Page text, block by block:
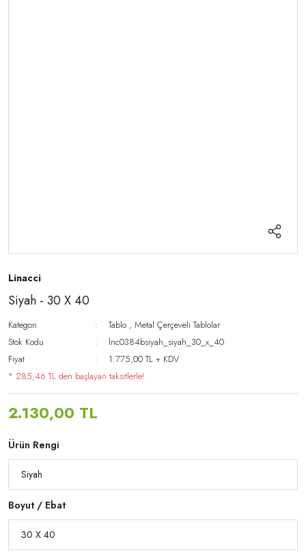
Linacci
Siyah - 30 X 40
Kategori Tablo ,Metal Çerçeveli Tablolar
Stok Kodu
lnc0384bsiyah_siyah_30_x_40
Fiyat
1.775,00 TL + KDV
* 285,46 TL den başlayan taksitlerle!
2.130,00 TL
Ürün Rengi
Boyut / Ebat